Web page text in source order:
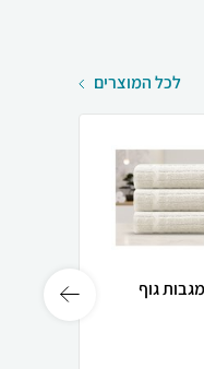
לכל המוצרים